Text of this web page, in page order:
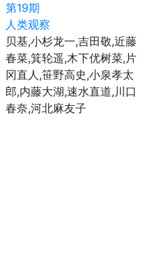
第19期
人类观察
贝基,小杉龙一,吉田敬,近藤
春菜,箕轮遥,木下优树菜,片
冈直人,笹野高史,小泉孝太
郎,内藤大湖,速水直道,川口
春奈,河北麻友子